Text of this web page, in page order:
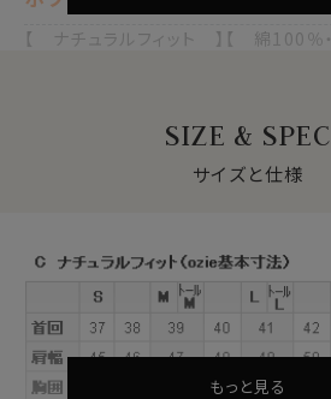
【 ナチュラルフィット 】【 綿100
【 ボタンダウン 】【 第一ボタン無
【 ポケット無し 】【 長袖 】
繊維の長さが通常より長い綿（詳しく
28.6mm以上の原綿）を超長綿といい
超長綿は世界の綿生産量のたった3％
高いプレミアムコットンです。
その中の1種類がアメリカ南西部が産
す。
SIZE & SPEC
サイズと仕様
もっと見る